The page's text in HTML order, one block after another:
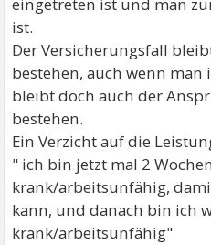
eingetreten ist und man
ist.
Der Versicherungsfall
bestehen, auch wenn
bleibt doch auch der
bestehen.
Ein Verzicht auf die
" ich bin jetzt mal 2
krank/arbeitsunfähig,
kann, und danach bin ich
krank/arbeitsunfähig"